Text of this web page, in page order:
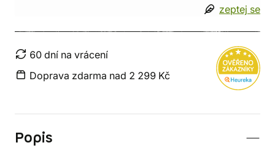
zeptej se
60 dní na vrácení
Doprava zdarma nad 2 299 Kč
Popis